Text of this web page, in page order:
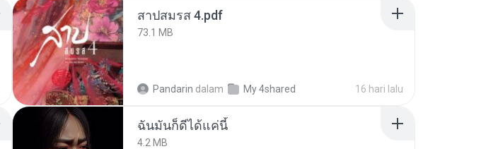
สาปสมรส 4.pdf
73.1 MB
Pandarin dalam My 4shared 16 hari lalu
ฉันมันก็ดีได้แค่นี้
4.2 MB